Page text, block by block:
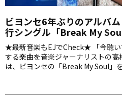
ビヨンセ6年ぶりのアルバ
行シングル「Break My
★最新音楽もEJでCheck★ 「今聴い
する楽曲を音楽ジャーナリストの
は、ビヨンセの「Break My Soul」